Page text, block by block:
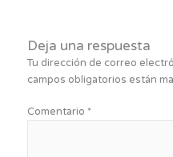
Deja una respuesta
Tu dirección de correo
campos obligatorios están
Comentario *